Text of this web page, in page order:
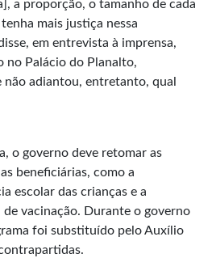
a proporção, o tamanho de cada
mais justiça nessa
em entrevista à imprensa,
no Palácio do Planalto,
não adiantou, entretanto, qual
o governo deve retomar as
beneficiárias, como a
escolar das crianças e a
vacinação. Durante o governo
foi substituído pelo Auxílio